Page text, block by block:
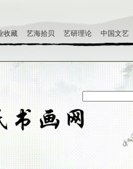
收藏 艺海拾贝 艺研理论 中国文艺